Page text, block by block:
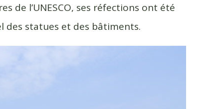
de l’UNESCO, ses réfections ont été
des statues et des bâtiments.